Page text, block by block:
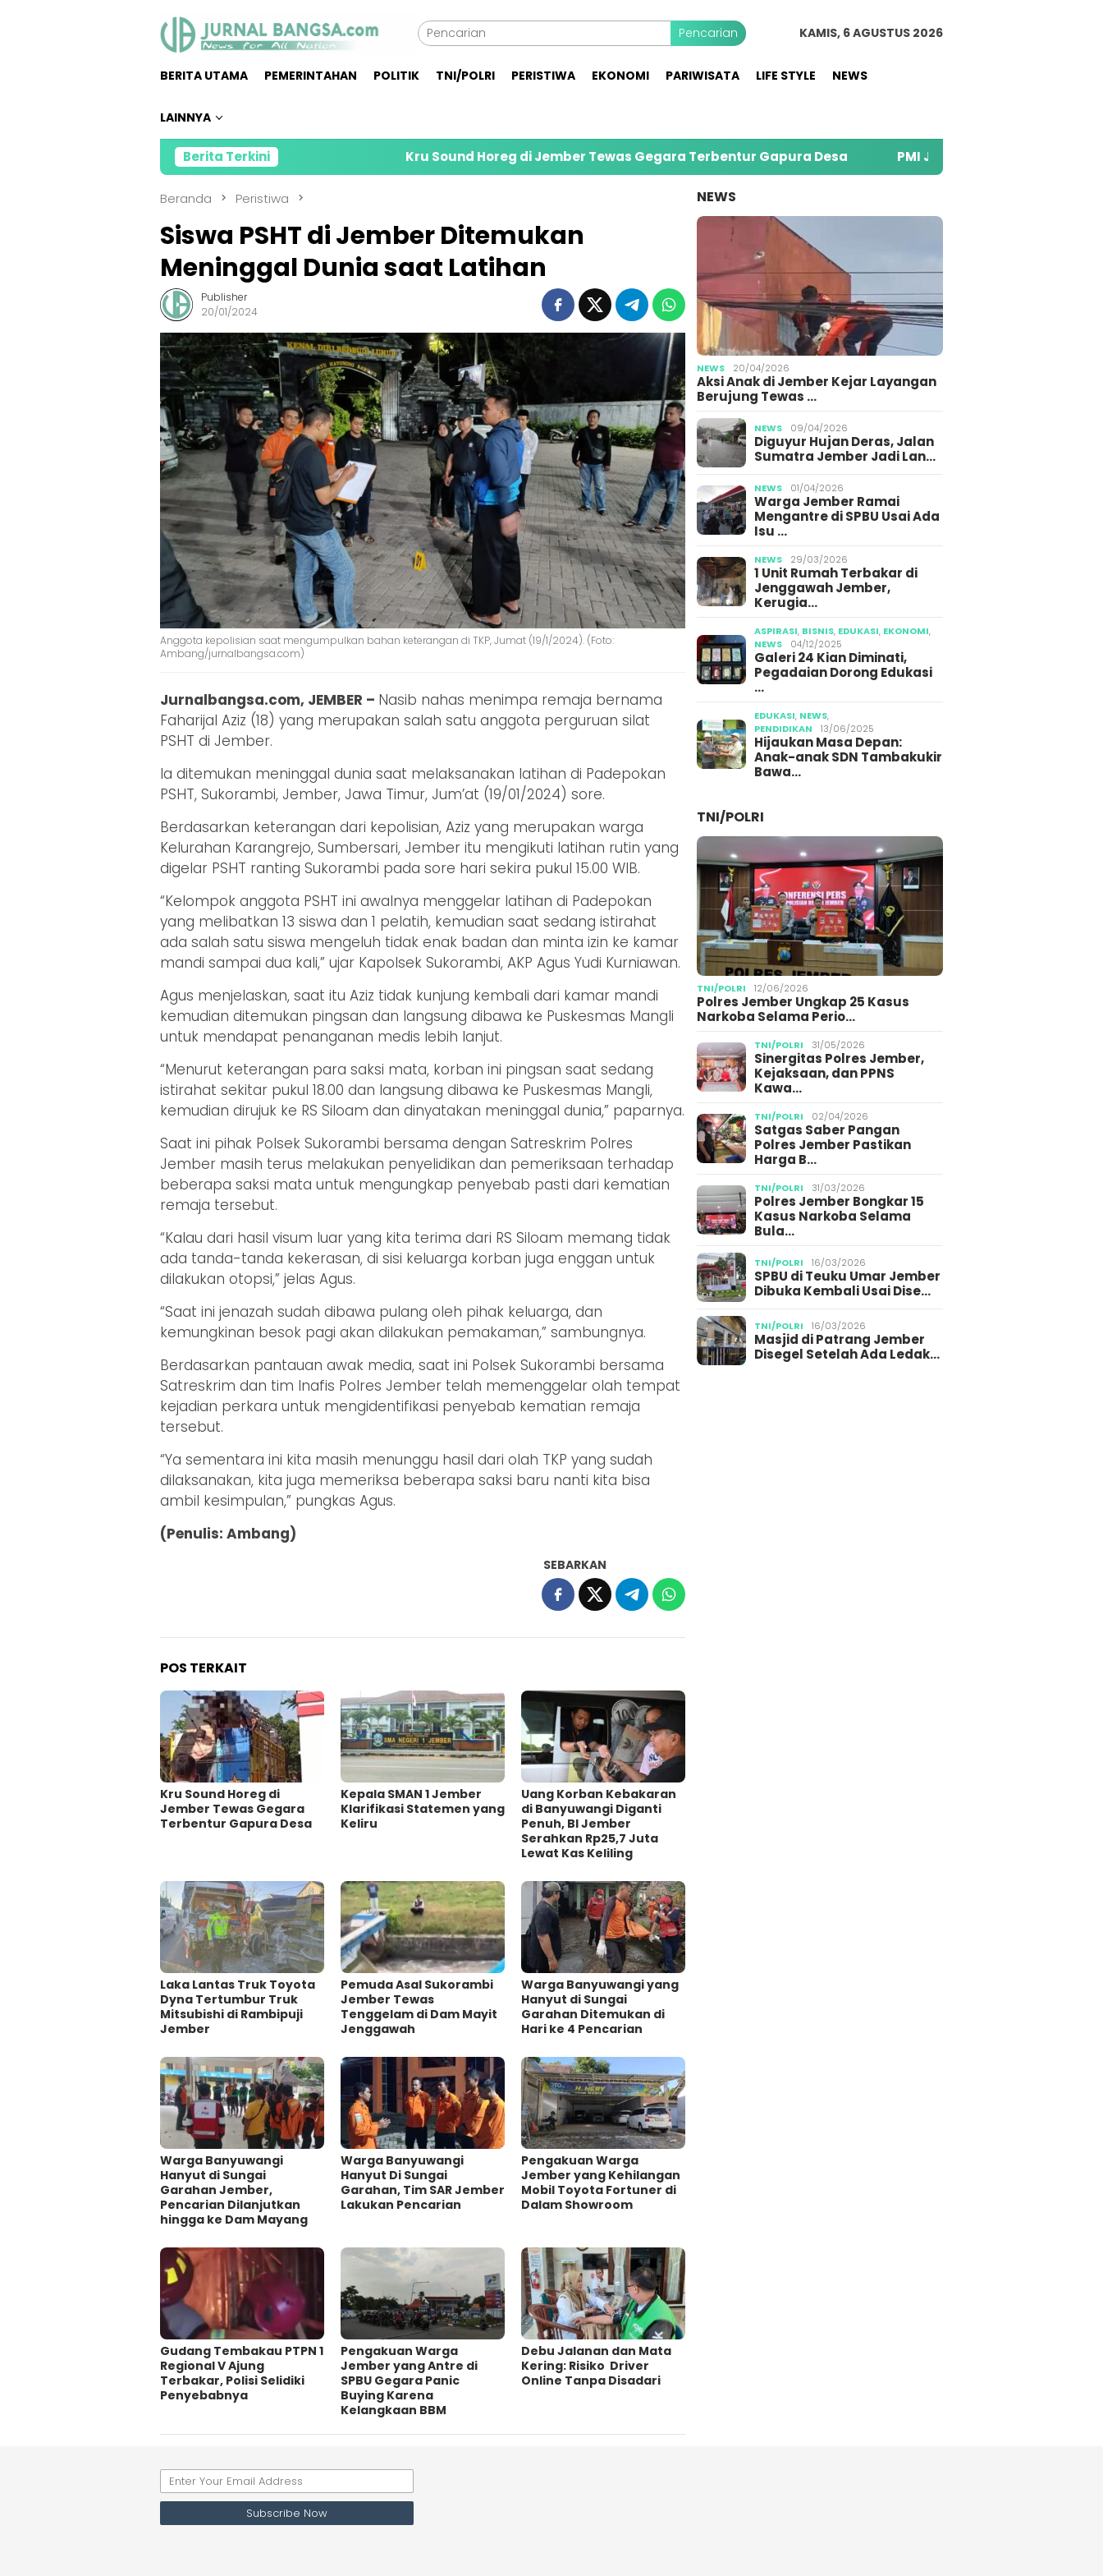
Pencarian KAMIS, 6 AGUSTUS 2026
BERITA UTAMA PEMERINTAHAN POLITIK TNI/POLRI PERISTIWA EKONOMI PARIWISATA LIFE STYLE NEWS
LAINNYA
Berita Terkini Kru Sound Horeg di Jember Tewas Gegara Terbentur Gapura Desa PMI Jember Salurkan 74 Ribu Liter Air Bersih
Beranda Peristiwa
Siswa PSHT di Jember Ditemukan
Meninggal Dunia saat Latihan
Publisher
20/01/2024
Anggota kepolisian saat mengumpulkan bahan keterangan di TKP, Jumat (19/1/2024). (Foto:
Ambang/jurnalbangsa.com)
Jurnalbangsa.com, JEMBER – Nasib nahas menimpa remaja bernama
Faharijal Aziz (18) yang merupakan salah satu anggota perguruan silat
PSHT di Jember.
Ia ditemukan meninggal dunia saat melaksanakan latihan di Padepokan
PSHT, Sukorambi, Jember, Jawa Timur, Jum’at (19/01/2024) sore.
Berdasarkan keterangan dari kepolisian, Aziz yang merupakan warga
Kelurahan Karangrejo, Sumbersari, Jember itu mengikuti latihan rutin yang
digelar PSHT ranting Sukorambi pada sore hari sekira pukul 15.00 WIB.
“Kelompok anggota PSHT ini awalnya menggelar latihan di Padepokan
yang melibatkan 13 siswa dan 1 pelatih, kemudian saat sedang istirahat
ada salah satu siswa mengeluh tidak enak badan dan minta izin ke kamar
mandi sampai dua kali,” ujar Kapolsek Sukorambi, AKP Agus Yudi Kurniawan.
Agus menjelaskan, saat itu Aziz tidak kunjung kembali dari kamar mandi
kemudian ditemukan pingsan dan langsung dibawa ke Puskesmas Mangli
untuk mendapat penanganan medis lebih lanjut.
“Menurut keterangan para saksi mata, korban ini pingsan saat sedang
istirahat sekitar pukul 18.00 dan langsung dibawa ke Puskesmas Mangli,
kemudian dirujuk ke RS Siloam dan dinyatakan meninggal dunia,” paparnya.
Saat ini pihak Polsek Sukorambi bersama dengan Satreskrim Polres
Jember masih terus melakukan penyelidikan dan pemeriksaan terhadap
beberapa saksi mata untuk mengungkap penyebab pasti dari kematian
remaja tersebut.
“Kalau dari hasil visum luar yang kita terima dari RS Siloam memang tidak
ada tanda-tanda kekerasan, di sisi keluarga korban juga enggan untuk
dilakukan otopsi,” jelas Agus.
“Saat ini jenazah sudah dibawa pulang oleh pihak keluarga, dan
kemungkinan besok pagi akan dilakukan pemakaman,” sambungnya.
Berdasarkan pantauan awak media, saat ini Polsek Sukorambi bersama
Satreskrim dan tim Inafis Polres Jember telah memenggelar olah tempat
kejadian perkara untuk mengidentifikasi penyebab kematian remaja
tersebut.
“Ya sementara ini kita masih menunggu hasil dari olah TKP yang sudah
dilaksanakan, kita juga memeriksa beberapa saksi baru nanti kita bisa
ambil kesimpulan,” pungkas Agus.
(Penulis: Ambang)
SEBARKAN
POS TERKAIT
Kru Sound Horeg di
Jember Tewas Gegara
Terbentur Gapura Desa
Kepala SMAN 1 Jember
Klarifikasi Statemen yang
Keliru
Uang Korban Kebakaran
di Banyuwangi Diganti
Penuh, BI Jember
Serahkan Rp25,7 Juta
Lewat Kas Keliling
Laka Lantas Truk Toyota
Dyna Tertumbur Truk
Mitsubishi di Rambipuji
Jember
Pemuda Asal Sukorambi
Jember Tewas
Tenggelam di Dam Mayit
Jenggawah
Warga Banyuwangi yang
Hanyut di Sungai
Garahan Ditemukan di
Hari ke 4 Pencarian
Warga Banyuwangi
Hanyut di Sungai
Garahan Jember,
Pencarian Dilanjutkan
hingga ke Dam Mayang
Warga Banyuwangi
Hanyut Di Sungai
Garahan, Tim SAR Jember
Lakukan Pencarian
Pengakuan Warga
Jember yang Kehilangan
Mobil Toyota Fortuner di
Dalam Showroom
Gudang Tembakau PTPN 1
Regional V Ajung
Terbakar, Polisi Selidiki
Penyebabnya
Pengakuan Warga
Jember yang Antre di
SPBU Gegara Panic
Buying Karena
Kelangkaan BBM
Debu Jalanan dan Mata
Kering: Risiko Driver
Online Tanpa Disadari
NEWS
NEWS 20/04/2026
Aksi Anak di Jember Kejar Layangan
Berujung Tewas …
NEWS 09/04/2026
Diguyur Hujan Deras, Jalan
Sumatra Jember Jadi Lan…
NEWS 01/04/2026
Warga Jember Ramai
Mengantre di SPBU Usai Ada
Isu …
NEWS 29/03/2026
1 Unit Rumah Terbakar di
Jenggawah Jember,
Kerugia…
ASPIRASI, BISNIS, EDUKASI, EKONOMI,
NEWS
04/12/2025
Galeri 24 Kian Diminati,
Pegadaian Dorong Edukasi
…
EDUKASI, NEWS,
PENDIDIKAN
13/06/2025
Hijaukan Masa Depan:
Anak-anak SDN Tambakukir
Bawa…
TNI/POLRI
TNI/POLRI 12/06/2026
Polres Jember Ungkap 25 Kasus
Narkoba Selama Perio…
TNI/POLRI 31/05/2026
Sinergitas Polres Jember,
Kejaksaan, dan PPNS
Kawa…
TNI/POLRI 02/04/2026
Satgas Saber Pangan
Polres Jember Pastikan
Harga B…
TNI/POLRI 31/03/2026
Polres Jember Bongkar 15
Kasus Narkoba Selama
Bula…
TNI/POLRI 16/03/2026
SPBU di Teuku Umar Jember
Dibuka Kembali Usai Dise…
TNI/POLRI 16/03/2026
Masjid di Patrang Jember
Disegel Setelah Ada Ledak…